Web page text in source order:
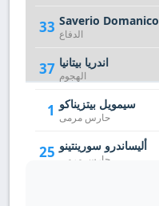
33 Saverio Domanico
الدفاع
37 اندريا بيتانيا
الهجوم
1 سيمويل بيتزيناكو
حارس مرمى
25 أليساندرو سورينتينو
حارس مرمى